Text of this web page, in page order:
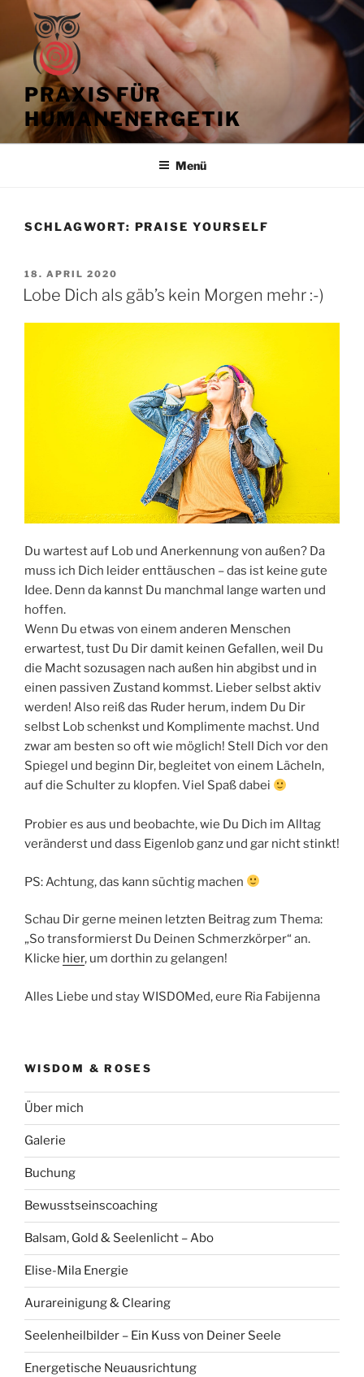
springen
PRAXIS FÜR
HUMANENERGETIK
Menü
SCHLAGWORT: PRAISE YOURSELF
VERÖFFENTLICHT
AM
18. APRIL 2020
Lobe Dich als gäb’s kein Morgen mehr :-)
Du wartest auf Lob und Anerkennung von außen? Da
muss ich Dich leider enttäuschen – das ist keine gute
Idee. Denn da kannst Du manchmal lange warten und
hoffen.
Wenn Du etwas von einem anderen Menschen
erwartest, tust Du Dir damit keinen Gefallen, weil Du
die Macht sozusagen nach außen hin abgibst und in
einen passiven Zustand kommst. Lieber selbst aktiv
werden! Also reiß das Ruder herum, indem Du Dir
selbst Lob schenkst und Komplimente machst. Und
zwar am besten so oft wie möglich! Stell Dich vor den
Spiegel und beginn Dir, begleitet von einem Lächeln,
auf die Schulter zu klopfen. Viel Spaß dabei
Probier es aus und beobachte, wie Du Dich im Alltag
veränderst und dass Eigenlob ganz und gar nicht stinkt!
PS: Achtung, das kann süchtig machen
Schau Dir gerne meinen letzten Beitrag zum Thema:
„So transformierst Du Deinen Schmerzkörper“ an.
Klicke hier, um dorthin zu gelangen!
Alles Liebe und stay WISDOMed, eure Ria Fabijenna
WISDOM & ROSES
Über mich
Galerie
Buchung
Bewusstseinscoaching
Balsam, Gold & Seelenlicht – Abo
Elise-Mila Energie
Aurareinigung & Clearing
Seelenheilbilder – Ein Kuss von Deiner Seele
Energetische Neuausrichtung